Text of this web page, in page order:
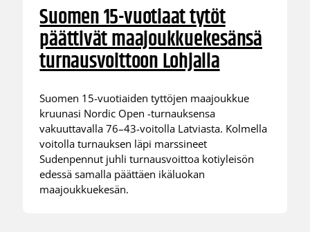
Suomen 15-vuotiaat tytöt
päättivät maajoukkuekesänsä
turnausvoittoon Lohjalla
Suomen 15-vuotiaiden tyttöjen maajoukkue
kruunasi Nordic Open -turnauksensa
vakuuttavalla 76–43-voitolla Latviasta. Kolmella
voitolla turnauksen läpi marssineet
Sudenpennut juhli turnausvoittoa kotiyleisön
edessä samalla päättäen ikäluokan
maajoukkuekesän.